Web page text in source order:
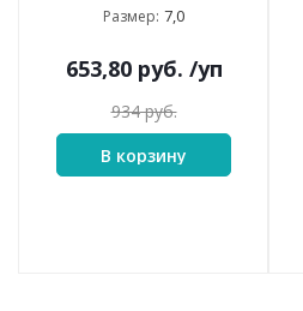
Размер: 7,0
653,80руб. /уп
934руб.
В корзину